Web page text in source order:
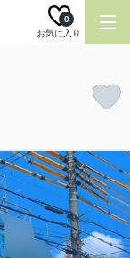
お気に入り
0